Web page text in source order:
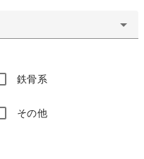
鉄骨系
その他